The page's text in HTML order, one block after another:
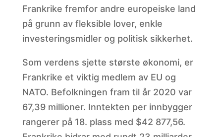
Frankrike fremfor andre europeiske land
på grunn av fleksible lover, enkle
investeringsmidler og politisk sikkerhet.
Som verdens sjette største økonomi, er
Frankrike et viktig medlem av EU og
NATO. Befolkningen fram til år 2020 var
67,39 millioner. Inntekten per innbygger
rangerer på 18. plass med $42 877,56.